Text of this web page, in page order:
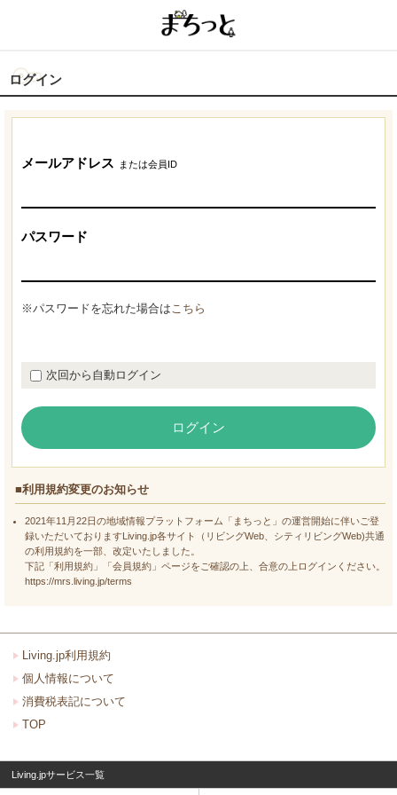
ログイン
メールアドレス または会員ID
パスワード
※パスワードを忘れた場合はこちら
次回から自動ログイン
ログイン
■利用規約変更のお知らせ
2021年11月22日の地域情報プラットフォーム「まちっと」の運営開始に伴いご登
録いただいておりますLiving.jp各サイト（リビングWeb、シティリビングWeb)共通
の利用規約を一部、改定いたしました。
下記「利用規約」「会員規約」ページをご確認の上、合意の上ログインください。
https://mrs.living.jp/terms
Living.jp利用規約
個人情報について
消費税表記について
TOP
Living.jpサービス一覧